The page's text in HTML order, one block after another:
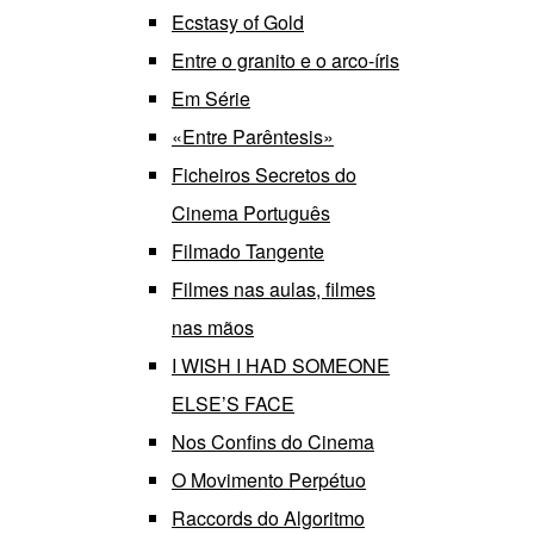
Ecstasy of Gold
Entre o granito e o arco-íris
Em Série
«Entre Parêntesis»
Ficheiros Secretos do
Cinema Português
Filmado Tangente
Filmes nas aulas, filmes
nas mãos
I WISH I HAD SOMEONE
ELSE’S FACE
Nos Confins do Cinema
O Movimento Perpétuo
Raccords do Algoritmo